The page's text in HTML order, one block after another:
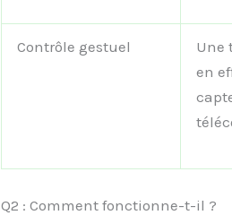
Contrôle gestuel
Une
en
Q2 : Comment fonctionne-t-il ?